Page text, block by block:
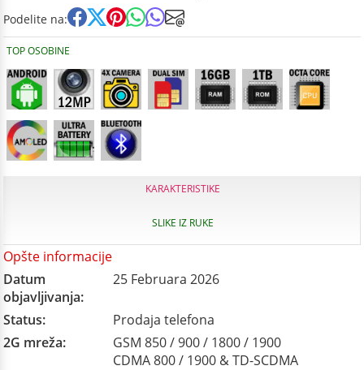
Podelite na:
TOP OSOBINE
KARAKTERISTIKE
SLIKE IZ RUKE
Opšte informacije
Datum
objavljivanja:
25 Februara 2026
Status:
Prodaja telefona
2G mreža:
GSM 850 / 900 / 1800 / 1900
CDMA 800 / 1900 & TD-SCDMA